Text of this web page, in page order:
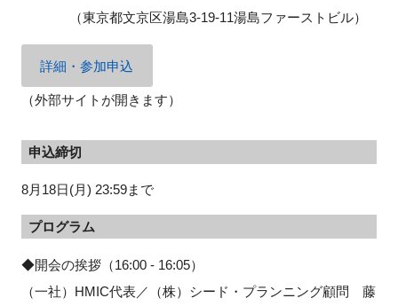
（東京都文京区湯島3-19-11湯島ファーストビル）
詳細・参加申込
（外部サイトが開きます）
申込締切
8月18日(月) 23:59まで
プログラム
◆開会の挨拶（16:00 - 16:05）
（一社）HMIC代表／（株）シード・プランニング顧問 藤